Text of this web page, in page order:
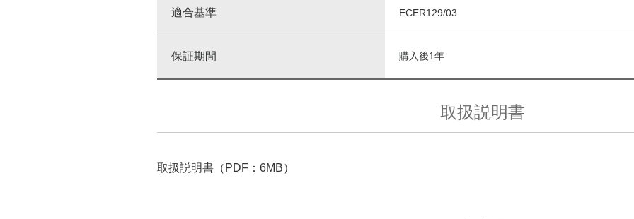
適合基準 ECER129/03
保証期間 購入後1年
取扱説明書
取扱説明書（PDF：6MB）